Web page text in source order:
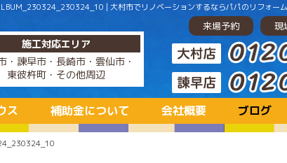
| 大村市でリノベーションするならパパのリフォー
施工対応エリア
・諫早市・長崎市・雲仙市・
東彼杵町・その他周辺
来場予約 現
ス 補助金について 会社概要 ブログ